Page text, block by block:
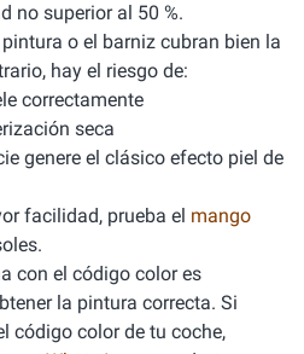
no superior al 50 %.
o el barniz cubran bien la
hay el riesgo de:
correctamente
seca
genere el clásico efecto piel de
facilidad, prueba el mango
con el código color es
la pintura correcta. Si
código color de tu coche,